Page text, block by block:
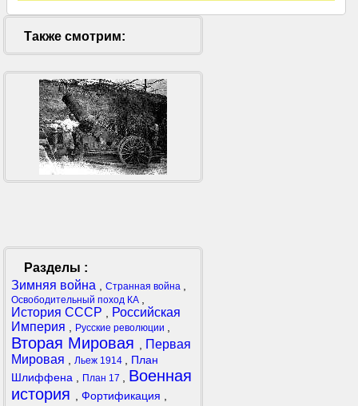
Также смотрим:
Разделы :
Зимняя война
Странная война
Освободительный поход КА
История СССР
Российская
Империя
Русские революции
Вторая Мировая
Первая
Мировая
Льеж 1914
План
Шлиффена
План 17
Военная
история
Фортификация